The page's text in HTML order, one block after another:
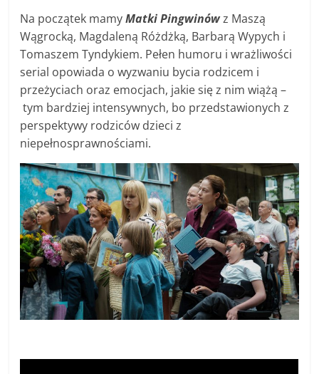
Na początek mamyMatki Pingwinówz Maszą
Wągrocką, Magdaleną Różdżką, Barbarą Wypych i
Tomaszem Tyndykiem. Pełen humoru i wrażliwości
serial opowiada o wyzwaniu bycia rodzicem i
przeżyciach oraz emocjach, jakie się z nim wiążą –
tym bardziej intensywnych, bo przedstawionych z
perspektywy rodziców dzieci z
niepełnosprawnościami.